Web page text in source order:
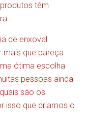
têm
de enxoval
mais que pareça
ótima escolha
pessoas ainda
são os
isso que criamos o